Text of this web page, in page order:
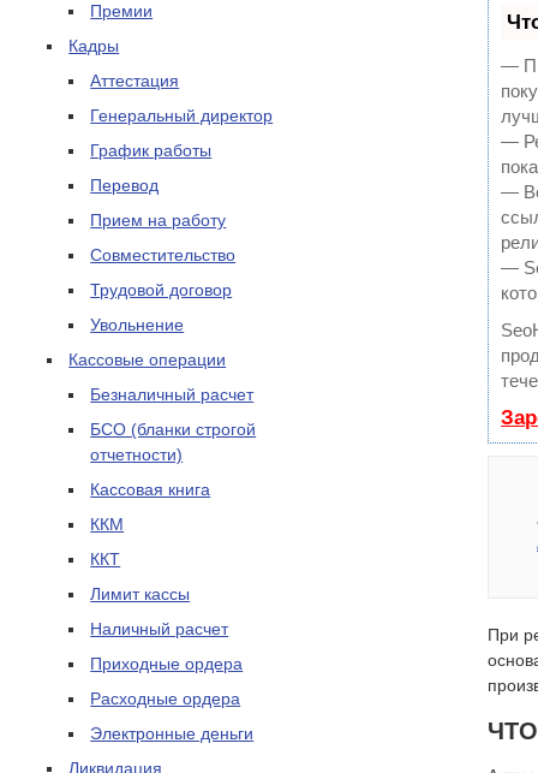
Премии
Кадры
Аттестация
Генеральный директор
График работы
Перевод
Прием на работу
Совместительство
Трудовой договор
Увольнение
Кассовые операции
Безналичный расчет
БСО (бланки строгой
отчетности)
Кассовая книга
ККМ
ККТ
Лимит кассы
Наличный расчет
Приходные ордера
Расходные ордера
Электронные деньги
Ликвидация
—
—
—
—
При